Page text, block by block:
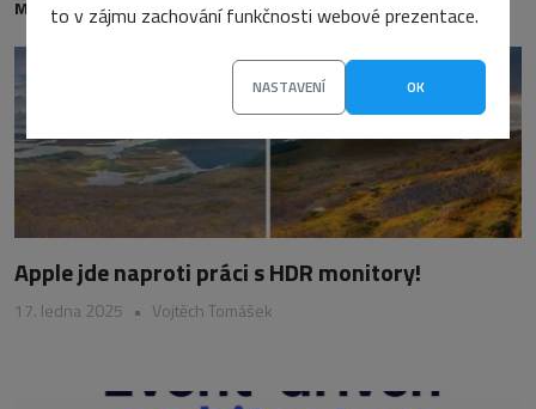
to v zájmu zachování funkčnosti webové prezentace.
NASTAVENÍ OK
MOHLO BY VÁS TAKÉ ZAJÍMAT
Apple jde naproti práci s HDR monitory!
17. ledna 2025 • Vojtěch Tomášek